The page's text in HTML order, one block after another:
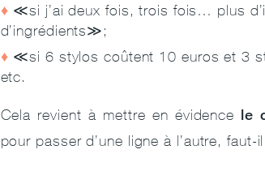
≪si j’ai deux fois, trois fois… plus
d’ingrédients≫;
≪si 6 stylos coûtent 10 euros et 3
etc.
Cela revient à mettre en évidence le
pour passer d’une ligne à l’autre,